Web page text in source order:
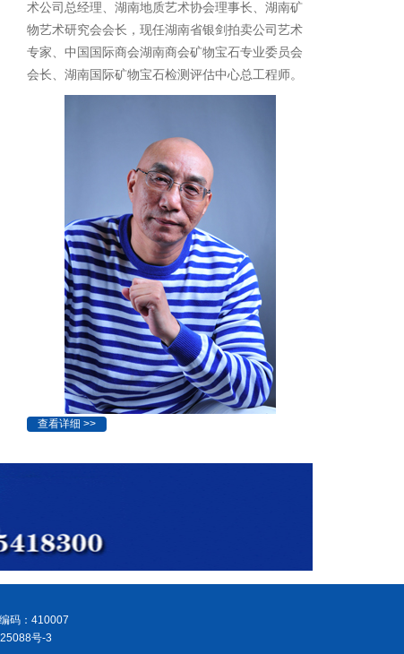
术公司总经理、湖南地质艺术协会理事长、湖南矿
物艺术研究会会长，现任湖南省银剑拍卖公司艺术
专家、中国国际商会湖南商会矿物宝石专业委员会
会长、湖南国际矿物宝石检测评估中心总工程师。
查看详细 >>
码：410007
号-3